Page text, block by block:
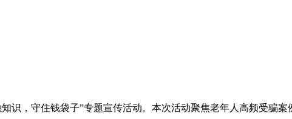
识，守住钱袋子”专题宣传活动。本次活动聚焦老年人高频受骗